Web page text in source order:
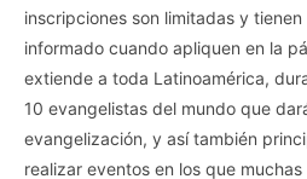
inscripciones son limitadas y
informado cuando apliquen en la
extiende a toda Latinoamérica,
10 evangelistas del mundo que
evangelización, y así también
realizar eventos en los que